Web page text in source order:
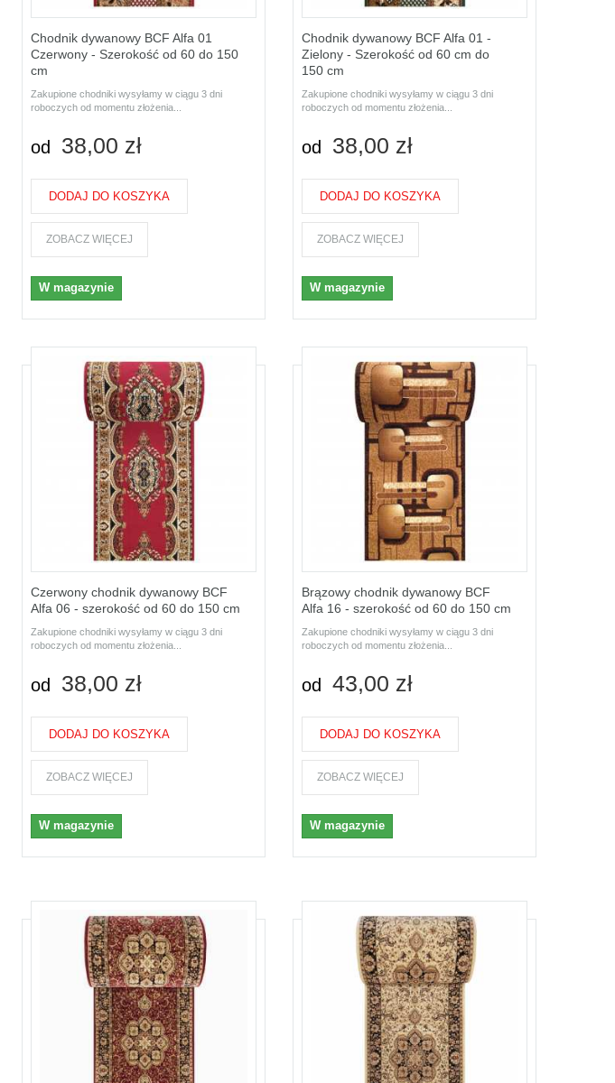
Chodnik dywanowy BCF Alfa 01
Czerwony - Szerokość od 60 do 150
cm
Zakupione chodniki wysyłamy w ciągu 3 dni
roboczych od momentu złożenia...
od 38,00 zł
DODAJ DO KOSZYKA
ZOBACZ WIĘCEJ
W magazynie
Chodnik dywanowy BCF Alfa 01 -
Zielony - Szerokość od 60 cm do
150 cm
Zakupione chodniki wysyłamy w ciągu 3 dni
roboczych od momentu złożenia...
od 38,00 zł
DODAJ DO KOSZYKA
ZOBACZ WIĘCEJ
W magazynie
Czerwony chodnik dywanowy BCF
Alfa 06 - szerokość od 60 do 150 cm
Zakupione chodniki wysyłamy w ciągu 3 dni
roboczych od momentu złożenia...
od 38,00 zł
DODAJ DO KOSZYKA
ZOBACZ WIĘCEJ
W magazynie
Brązowy chodnik dywanowy BCF
Alfa 16 - szerokość od 60 do 150 cm
Zakupione chodniki wysyłamy w ciągu 3 dni
roboczych od momentu złożenia...
od 43,00 zł
DODAJ DO KOSZYKA
ZOBACZ WIĘCEJ
W magazynie